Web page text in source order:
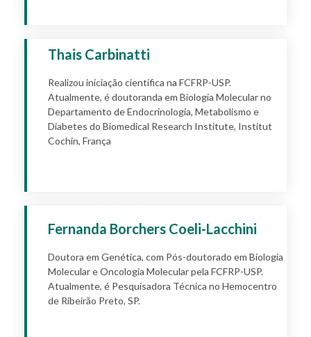
Thais Carbinatti
Realizou iniciação científica na FCFRP-USP.
Atualmente, é doutoranda em Biologia Molecular no
Departamento de Endocrinologia, Metabolismo e
Diabetes do Biomedical Research Institute, Institut
Cochin, França
Fernanda Borchers Coeli-Lacchini
Doutora em Genética, com Pós-doutorado em Biologia
Molecular e Oncologia Molecular pela FCFRP-USP.
Atualmente, é Pesquisadora Técnica no Hemocentro
de Ribeirão Preto, SP.